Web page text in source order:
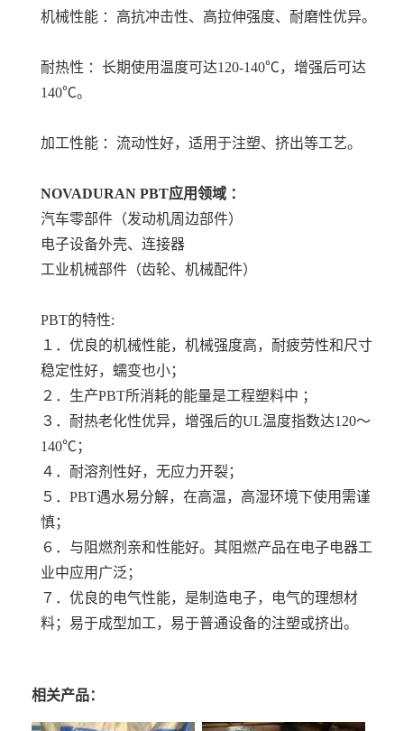
机械性能 ：高抗冲击性、高拉伸强度、耐磨性优异。
耐热性 ：长期使用温度可达120-140℃，增强后可达
140℃。
加工性能 ：流动性好，适用于注塑、挤出等工艺。
NOVADURAN PBT应用领域 ：
汽车零部件（发动机周边部件）
电子设备外壳、连接器
工业机械部件（齿轮、机械配件）
PBT的特性:
１．优良的机械性能，机械强度高，耐疲劳性和尺寸
稳定性好，蠕变也小；
２．生产PBT所消耗的能量是工程塑料中 ；
３．耐热老化性优异，增强后的UL温度指数达120～
140℃；
４．耐溶剂性好，无应力开裂；
５．PBT遇水易分解，在高温，高湿环境下使用需谨
慎；
６．与阻燃剂亲和性能好。其阻燃产品在电子电器工
业中应用广泛；
７．优良的电气性能，是制造电子，电气的理想材
料；易于成型加工，易于普通设备的注塑或挤出。
相关产品：